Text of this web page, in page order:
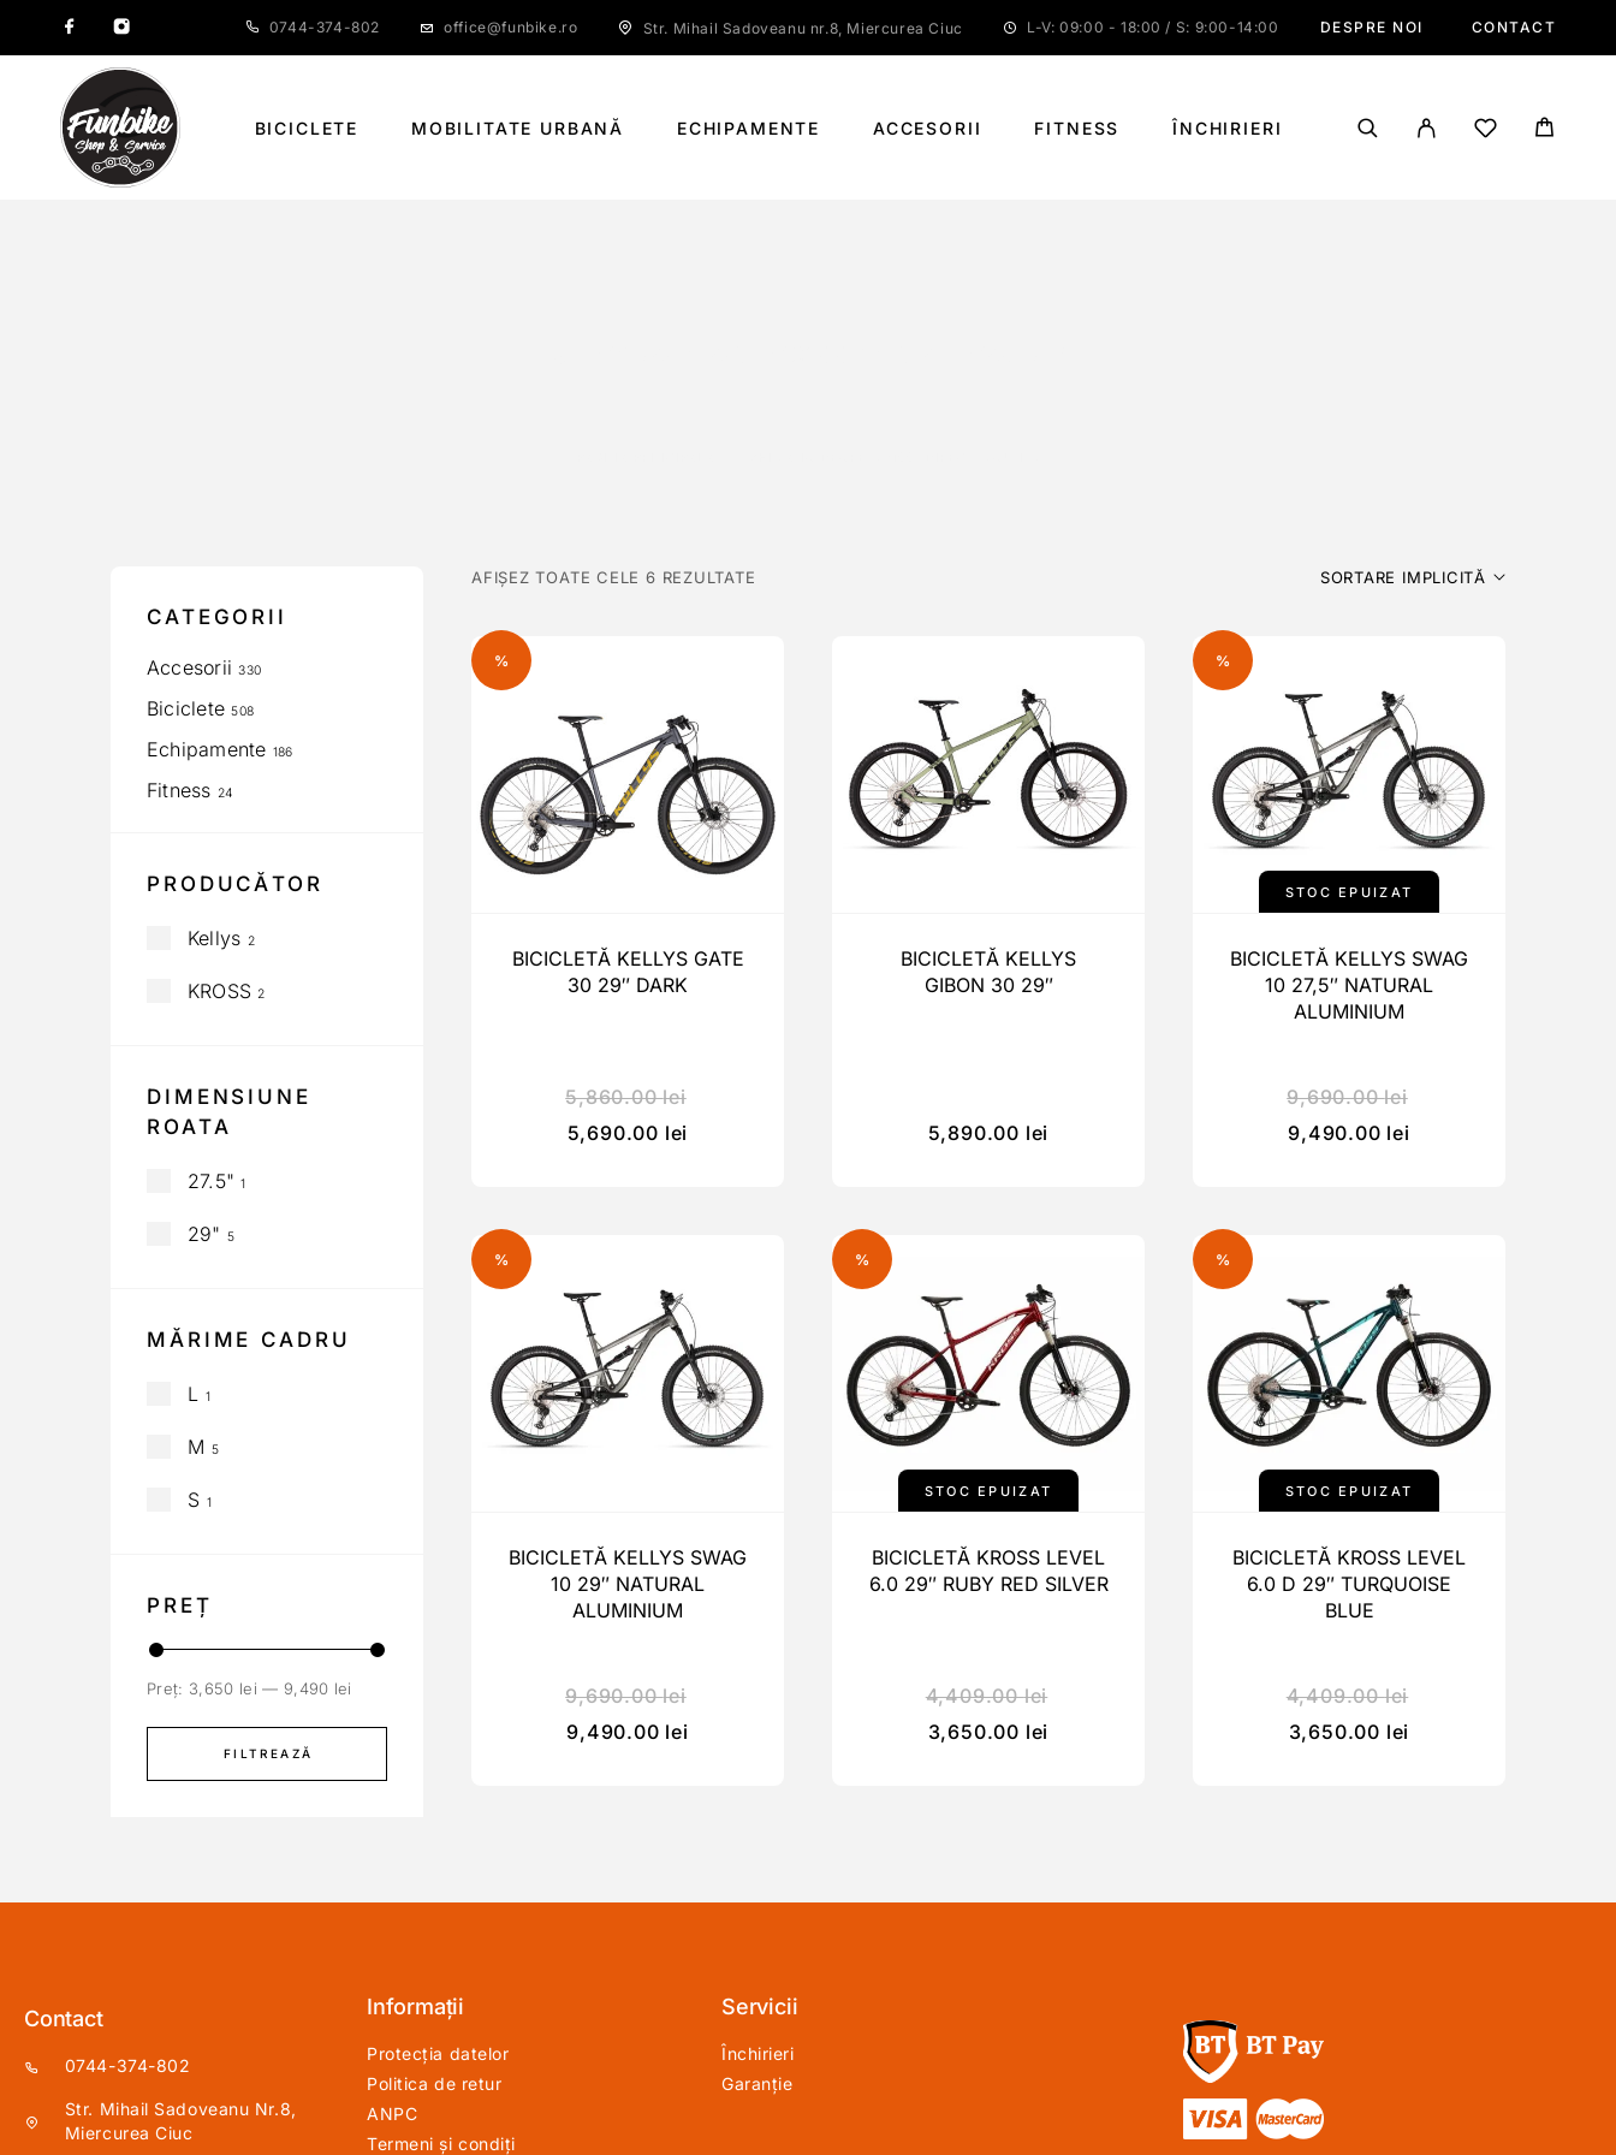
0744-374-802 office@funbike.ro Str. Mihail Sadoveanu nr.8, Miercurea Ciuc L-V: 09:00 - 18:00 / S: 9:00-14:00 DESPRE NOI CONTACT
BICICLETE MOBILITATE URBANĂ ECHIPAMENTE ACCESORII FITNESS ÎNCHIRIERI
CATEGORII
Accesorii 330
Biciclete 508
Echipamente 186
Fitness 24
PRODUCĂTOR
Kellys 2
KROSS 2
DIMENSIUNE
ROATA
27.5" 1
29" 5
MĂRIME CADRU
L 1
M 5
S 1
PREȚ
FILTREAZĂ
Preț: 3,650 lei — 9,490 lei
AFIȘEZ TOATE CELE 6 REZULTATE SORTARE IMPLICITĂ
%
BICICLETĂ KELLYS GATE
30 29″ DARK
5,860.00lei
5,690.00 lei
BICICLETĂ KELLYS
GIBON 30 29″
5,890.00 lei
%
STOC EPUIZAT
BICICLETĂ KELLYS SWAG
10 27,5″ NATURAL
ALUMINIUM
9,690.00lei
9,490.00 lei
%
BICICLETĂ KELLYS SWAG
10 29″ NATURAL
ALUMINIUM
9,690.00lei
9,490.00 lei
%
STOC EPUIZAT
BICICLETĂ KROSS LEVEL
6.0 29″ RUBY RED SILVER
4,409.00lei
3,650.00 lei
%
STOC EPUIZAT
BICICLETĂ KROSS LEVEL
6.0 D 29″ TURQUOISE
BLUE
4,409.00lei
3,650.00 lei
Contact
0744-374-802
Str. Mihail Sadoveanu Nr.8,
Miercurea Ciuc
Informații
Protecția datelor
Politica de retur
ANPC
Termeni și condiți
Servicii
Închirieri
Garanție